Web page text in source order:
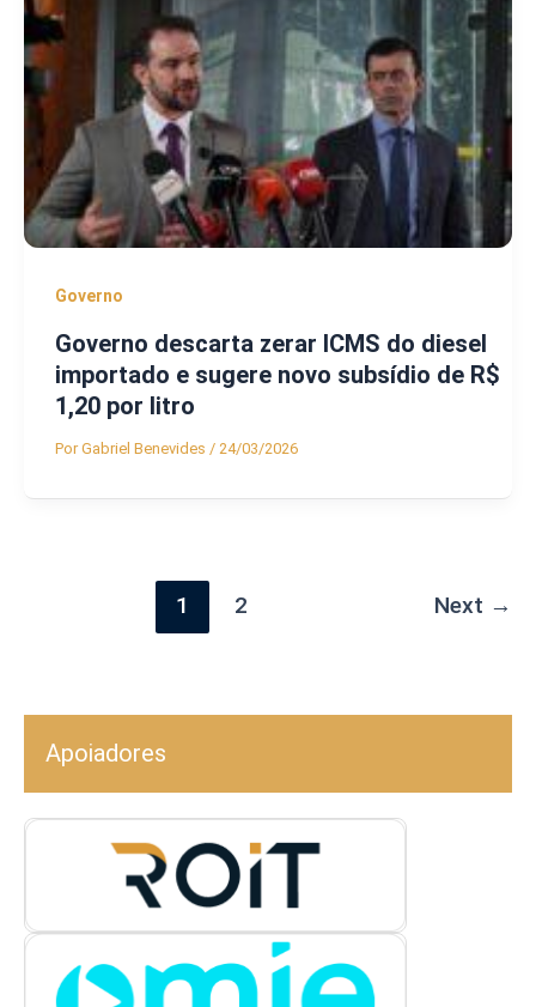
Governo
Governo descarta zerar ICMS do diesel
importado e sugere novo subsídio de R$
1,20 por litro
PorGabriel Benevides / 24/03/2026
1 2 Next →
Apoiadores